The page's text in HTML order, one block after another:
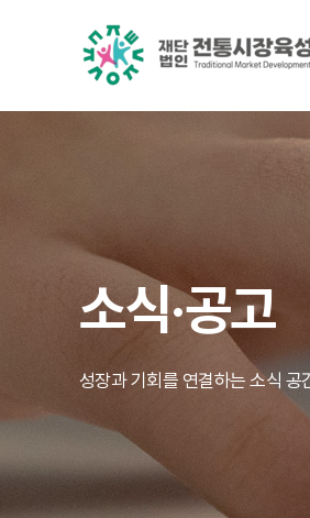
소식·공고
성장과 기회를 연결하는 소식 공